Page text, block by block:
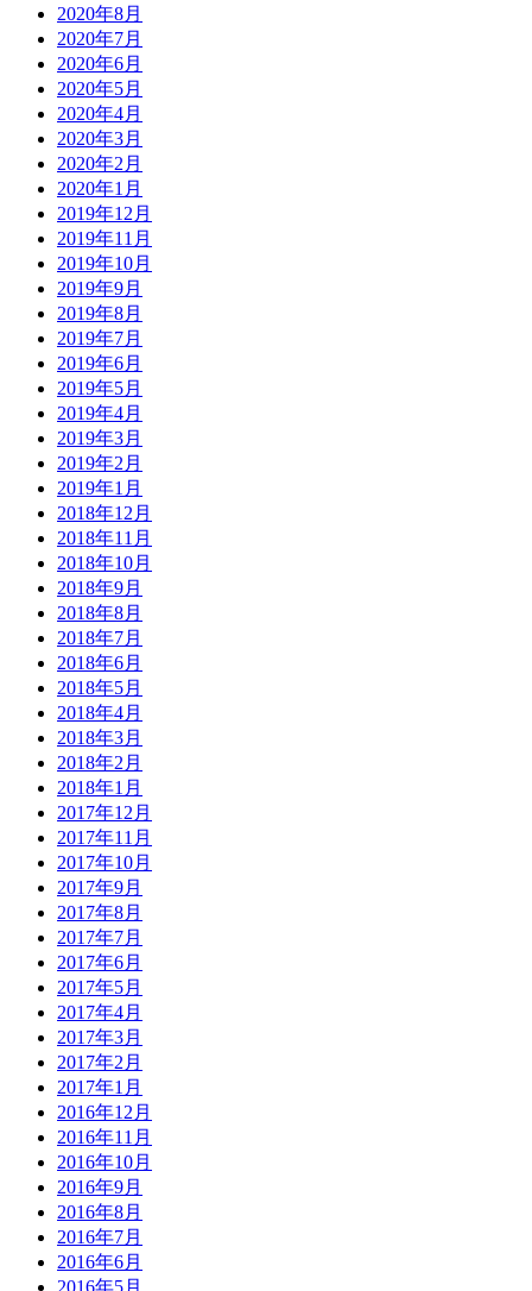
2020年8月
2020年7月
2020年6月
2020年5月
2020年4月
2020年3月
2020年2月
2020年1月
2019年12月
2019年11月
2019年10月
2019年9月
2019年8月
2019年7月
2019年6月
2019年5月
2019年4月
2019年3月
2019年2月
2019年1月
2018年12月
2018年11月
2018年10月
2018年9月
2018年8月
2018年7月
2018年6月
2018年5月
2018年4月
2018年3月
2018年2月
2018年1月
2017年12月
2017年11月
2017年10月
2017年9月
2017年8月
2017年7月
2017年6月
2017年5月
2017年4月
2017年3月
2017年2月
2017年1月
2016年12月
2016年11月
2016年10月
2016年9月
2016年8月
2016年7月
2016年6月
2016年5月